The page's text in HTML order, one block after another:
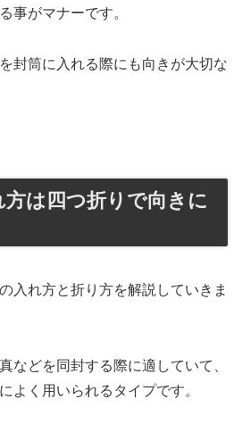
事がマナーです。
封筒に入れる際にも向きが大切な
は四つ折りで向きに
入れ方と折り方を解説していきま
などを同封する際に適していて、
よく用いられるタイプです。